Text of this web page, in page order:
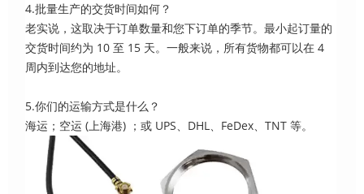
4.批量生产的交货时间如何？
老实说，这取决于订单数量和您下订单的季节。最小起订量的
交货时间约为 10 至 15 天。一般来说，所有货物都可以在 4
周内到达您的地址。
5.你们的运输方式是什么？
海运；空运 (上海港) ；或 UPS、DHL、FeDex、TNT 等。